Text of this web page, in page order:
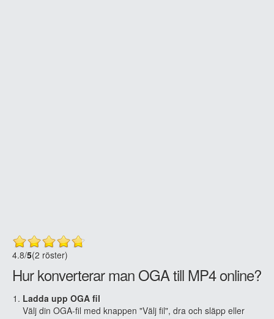
4.8/5(2 röster)
Hur konverterar man OGA till MP4 online?
Ladda upp OGA fil
Välj din OGA-fil med knappen "Välj fil", dra och släpp eller